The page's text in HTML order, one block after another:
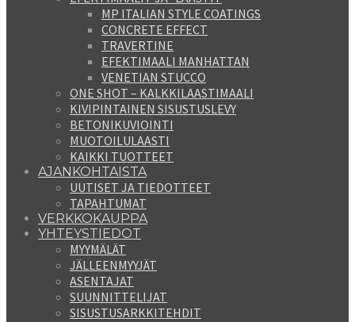
MP ITALIAN STYLE COATINGS
CONCRETE EFFECT
TRAVERTINE
EFEKTIMAALI MANHATTAN
VENETIAN STUCCO
ONE SHOT – KALKKILAASTIMAALI
KIVIPINTAINEN SISUSTUSLEVY
BETONIKUVIOINTI
MUOTOILULAASTI
KAIKKI TUOTTEET
AJANKOHTAISTA
UUTISET JA TIEDOTTEET
TAPAHTUMAT
VERKKOKAUPPA
YHTEYSTIEDOT
MYYMÄLÄT
JÄLLEENMYYJÄT
ASENTAJAT
SUUNNITTELIJAT
SISUSTUSARKKITEHDIT